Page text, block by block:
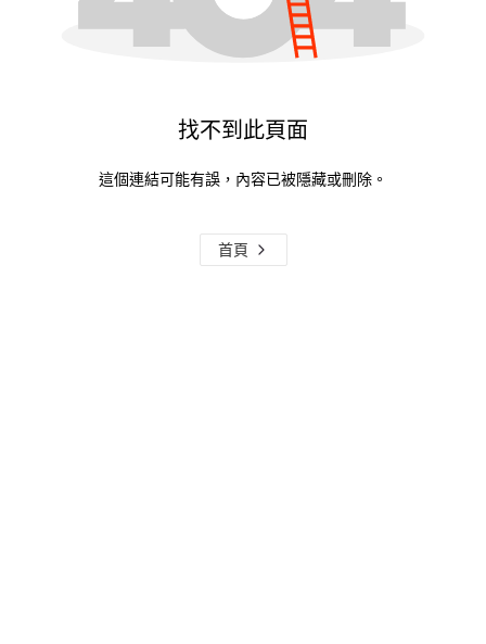
找不到此頁面
這個連結可能有誤，內容已被隱藏或刪除。
首頁